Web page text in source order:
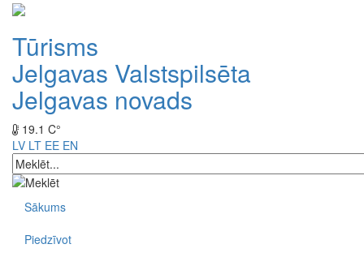
Tūrisms
Jelgavas Valstspilsēta
Jelgavas novads
19.1 C°
LV LT EE EN
Sākums
Piedzīvot